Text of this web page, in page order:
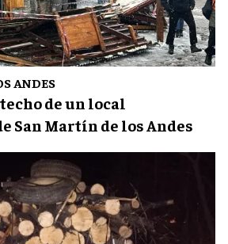
ANDES
de un local
San Martín de los Andes